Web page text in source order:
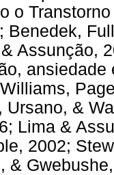
o
Benedek,
Assunção,
Ursano, &
Lima &
2002;
&